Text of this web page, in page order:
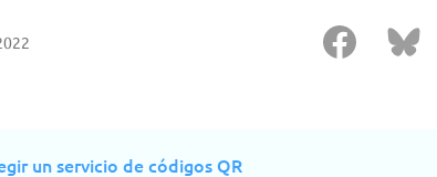
un servicio de códigos QR